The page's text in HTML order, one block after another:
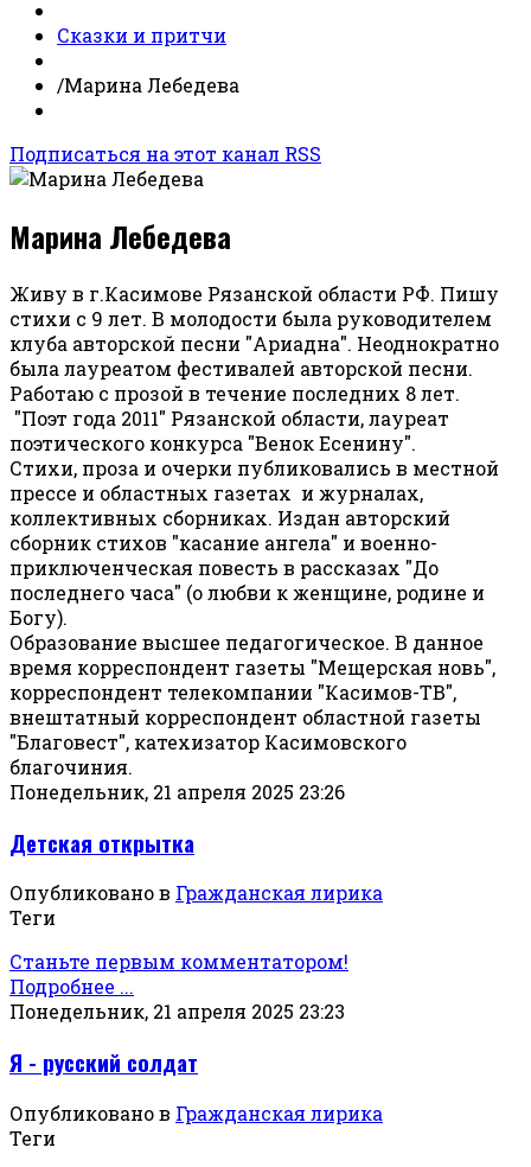
Сказки и притчи
/Марина Лебедева
Подписаться на этот канал RSS
Марина Лебедева
Живу в г.Касимове Рязанской области РФ. Пишу
стихи с 9 лет. В молодости была руководителем
клуба авторской песни "Ариадна". Неоднократно
была лауреатом фестивалей авторской песни.
Работаю с прозой в течение последних 8 лет.
"Поэт года 2011" Рязанской области, лауреат
поэтического конкурса "Венок Есенину".
Стихи, проза и очерки публиковались в местной
прессе и областных газетах и журналах,
коллективных сборниках. Издан авторский
сборник стихов "касание ангела" и военно-
приключенческая повесть в рассказах "До
последнего часа" (о любви к женщине, родине и
Богу).
Образование высшее педагогическое. В данное
время корреспондент газеты "Мещерская новь",
корреспондент телекомпании "Касимов-ТВ",
внештатный корреспондент областной газеты
"Благовест", катехизатор Касимовского
благочиния.
Понедельник, 21 апреля 2025 23:26
Детская открытка
Опубликовано в Гражданская лирика
Теги
Станьте первым комментатором!
Подробнее ...
Понедельник, 21 апреля 2025 23:23
Я - русский солдат
Опубликовано в Гражданская лирика
Теги